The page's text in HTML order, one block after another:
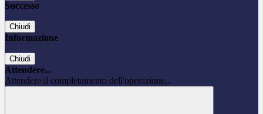
Successo
Chiudi
Informazione
Chiudi
Attendere...
Attendere il completamento dell'operazione...